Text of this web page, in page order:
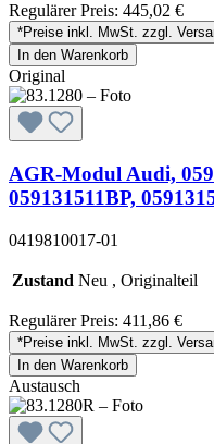
Regulärer Preis: 445,02 €
*Preise inkl. MwSt. zzgl.
In den Warenkorb
Original
AGR-Modul Audi,
059131511BP,
0419810017-01
Zustand Neu , Originalteil
Regulärer Preis: 411,86 €
*Preise inkl. MwSt. zzgl.
In den Warenkorb
Austausch